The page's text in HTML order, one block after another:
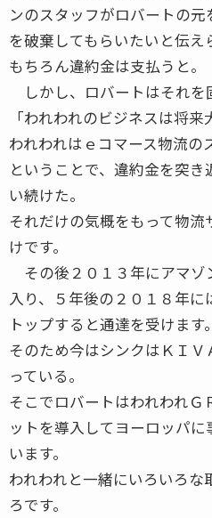
ンのスタッフがロバートの
を破棄してもらいたいと伝え
もちろん違約金は支払うと。
しかし、ロバートはそれを
「われわれのビジネスは将来
われわれはｅコマース物流の
ということで、違約金を突
い続けた。
それだけの気概をもって物
けです。
その後２０１３年にアマゾ
入り、５年後の２０１８年
トップすると通達を受けます。
そのため今はシンクはＫＩ
っている。
そこでロバートはわれわれ
ットを導入してヨーロッパ
います。
われわれと一緒にいろいろな
ろです。